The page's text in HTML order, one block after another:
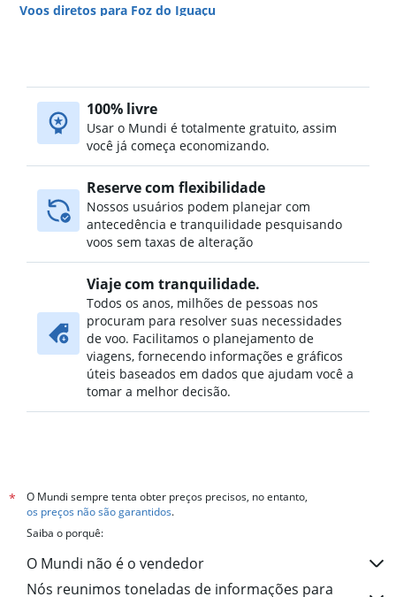
Voos diretos para Foz do Iguaçu
Voos diretos para Goiânia
Voos diretos para Belém
Voos diretos para Manaus
Voos diretos para Natal
Voos diretos para Maceió
Voos diretos para Porto Seguro
Voos diretos para João Pessoa
Voos diretos para Navegantes
Voos diretos para São Luís
Voos diretos para Cuiabá
Voos diretos para Governador Valadares
Voos diretos para Ilhéus
Voos diretos para Campo Grande
Voos diretos para Porto Velho
100% livre
Usar o Mundi é totalmente gratuito, assim
você já começa economizando.
Reserve com flexibilidade
Nossos usuários podem planejar com
antecedência e tranquilidade pesquisando
voos sem taxas de alteração
Viaje com tranquilidade.
Todos os anos, milhões de pessoas nos
procuram para resolver suas necessidades
de voo. Facilitamos o planejamento de
viagens, fornecendo informações e gráficos
úteis baseados em dados que ajudam você a
tomar a melhor decisão.
*
O Mundi sempre tenta obter preços precisos, no entanto,
os preços não são garantidos.
Saiba o porquê:
O Mundi não é o vendedor
Nós reunimos toneladas de informações para